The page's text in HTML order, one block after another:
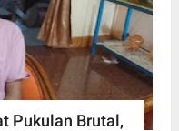
Pukulan Brutal,